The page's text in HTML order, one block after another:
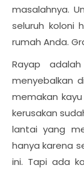
masalahnya.
seluruh koloni
rumah Anda.
Rayap
menyebalkan
memakan
kerusakan
lantai yang
hanya karena
ini. Tapi ada